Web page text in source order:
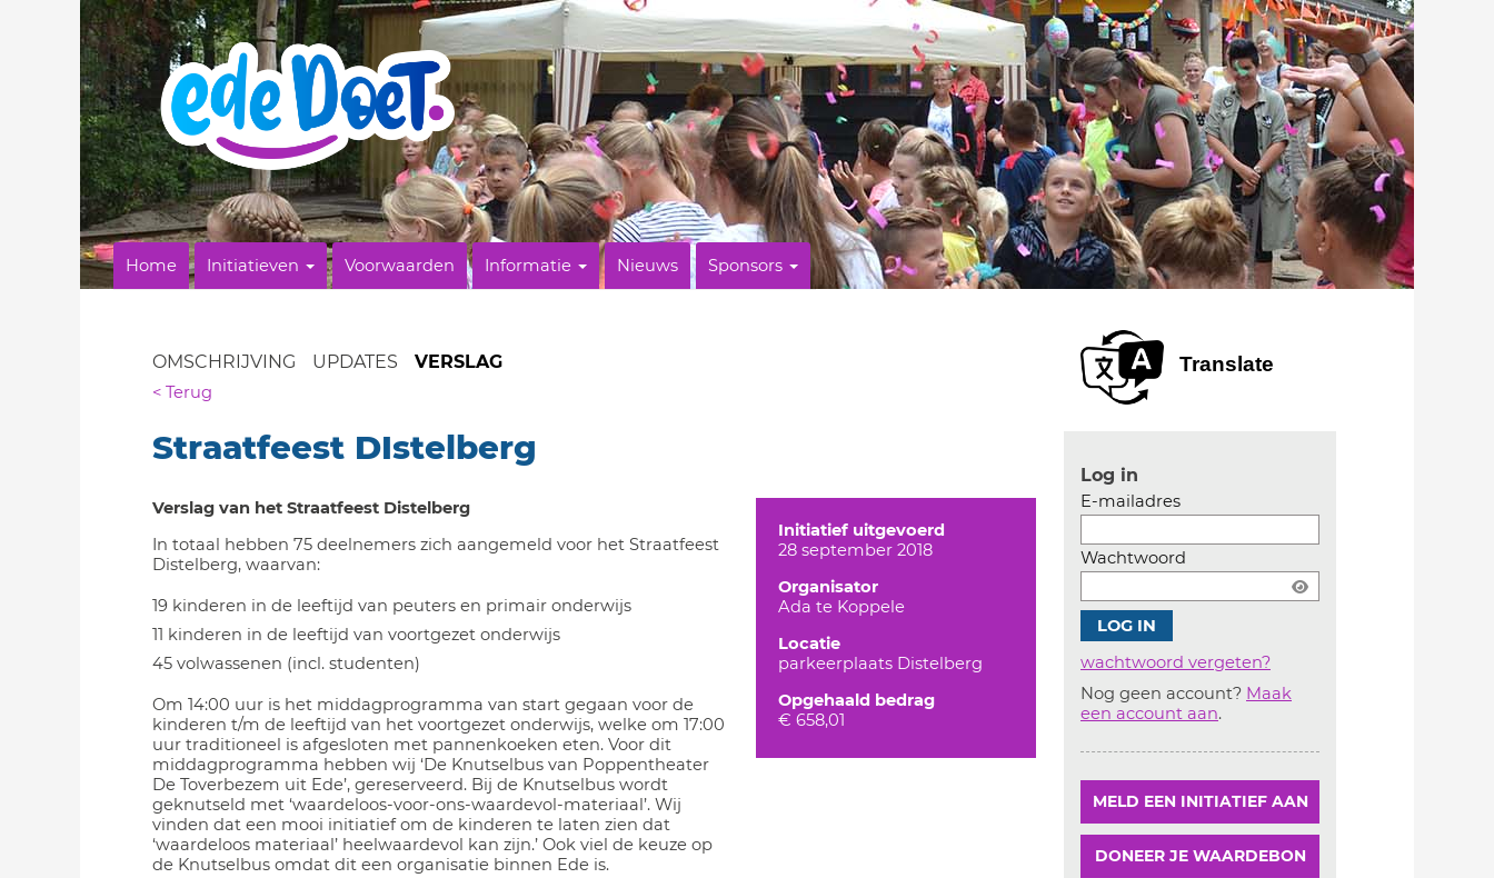
Home Initiatieven Voorwaarden Informatie Nieuws Sponsors
OMSCHRIJVING UPDATES VERSLAG
< Terug
Straatfeest DIstelberg
Verslag van het Straatfeest Distelberg
In totaal hebben 75 deelnemers zich aangemeld voor het Straatfeest
Distelberg, waarvan:
19 kinderen in de leeftijd van peuters en primair onderwijs
11 kinderen in de leeftijd van voortgezet onderwijs
45 volwassenen (incl. studenten)
Om 14:00 uur is het middagprogramma van start gegaan voor de
kinderen t/m de leeftijd van het voortgezet onderwijs, welke om 17:00
uur traditioneel is afgesloten met pannenkoeken eten. Voor dit
middagprogramma hebben wij ‘De Knutselbus van Poppentheater
De Toverbezem uit Ede’, gereserveerd. Bij de Knutselbus wordt
geknutseld met ‘waardeloos-voor-ons-waardevol-materiaal’. Wij
vinden dat een mooi initiatief om de kinderen te laten zien dat
‘waardeloos materiaal’ heelwaardevol kan zijn.’ Ook viel de keuze op
de Knutselbus omdat dit een organisatie binnen Ede is.
Initiatief uitgevoerd
28 september 2018
Organisator
Ada te Koppele
Locatie
parkeerplaats Distelberg
Opgehaald bedrag
€ 658,01
Translate
Log in
E-mailadres
Wachtwoord
wachtwoord vergeten?
Nog geen account? Maak
een account aan.
MELD EEN INITIATIEF AAN
DONEER JE WAARDEBON